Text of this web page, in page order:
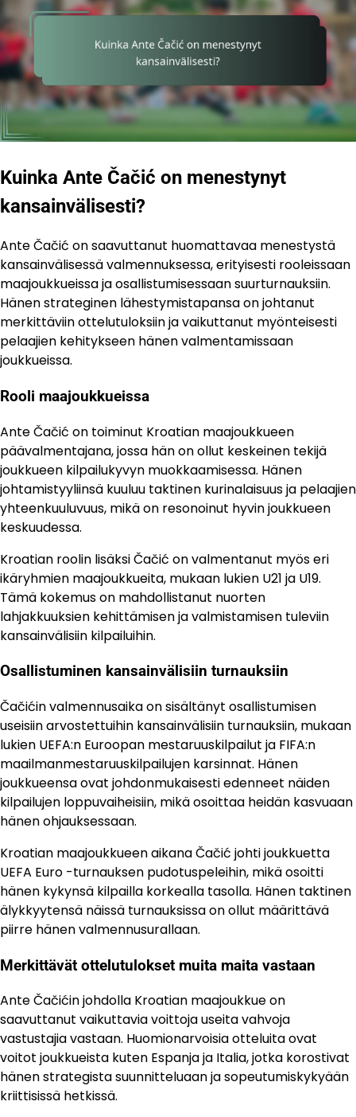
Kuinka Ante Čačić on menestynyt
kansainvälisesti?
Ante Čačić on saavuttanut huomattavaa menestystä
kansainvälisessä valmennuksessa, erityisesti rooleissaan
maajoukkueissa ja osallistumisessaan suurturnauksiin.
Hänen strateginen lähestymistapansa on johtanut
merkittäviin ottelutuloksiin ja vaikuttanut myönteisesti
pelaajien kehitykseen hänen valmentamissaan
joukkueissa.
Rooli maajoukkueissa
Ante Čačić on toiminut Kroatian maajoukkueen
päävalmentajana, jossa hän on ollut keskeinen tekijä
joukkueen kilpailukyvyn muokkaamisessa. Hänen
johtamistyyliinsä kuuluu taktinen kurinalaisuus ja pelaajien
yhteenkuuluvuus, mikä on resonoinut hyvin joukkueen
keskuudessa.
Kroatian roolin lisäksi Čačić on valmentanut myös eri
ikäryhmien maajoukkueita, mukaan lukien U21 ja U19.
Tämä kokemus on mahdollistanut nuorten
lahjakkuuksien kehittämisen ja valmistamisen tuleviin
kansainvälisiin kilpailuihin.
Osallistuminen kansainvälisiin turnauksiin
Čačićin valmennusaika on sisältänyt osallistumisen
useisiin arvostettuihin kansainvälisiin turnauksiin, mukaan
lukien UEFA:n Euroopan mestaruuskilpailut ja FIFA:n
maailmanmestaruuskilpailujen karsinnat. Hänen
joukkueensa ovat johdonmukaisesti edenneet näiden
kilpailujen loppuvaiheisiin, mikä osoittaa heidän kasvuaan
hänen ohjauksessaan.
Kroatian maajoukkueen aikana Čačić johti joukkuetta
UEFA Euro -turnauksen pudotuspeleihin, mikä osoitti
hänen kykynsä kilpailla korkealla tasolla. Hänen taktinen
älykkyytensä näissä turnauksissa on ollut määrittävä
piirre hänen valmennusurallaan.
Merkittävät ottelutulokset muita maita vastaan
Ante Čačićin johdolla Kroatian maajoukkue on
saavuttanut vaikuttavia voittoja useita vahvoja
vastustajia vastaan. Huomionarvoisia otteluita ovat
voitot joukkueista kuten Espanja ja Italia, jotka korostivat
hänen strategista suunnitteluaan ja sopeutumiskykyään
kriittisissä hetkissä.